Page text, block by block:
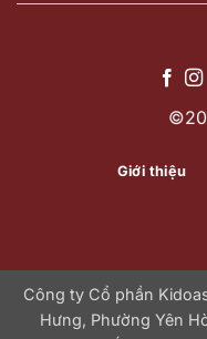
Giới thiệu
Công ty Cổ phần
Hưng, Phường Yên